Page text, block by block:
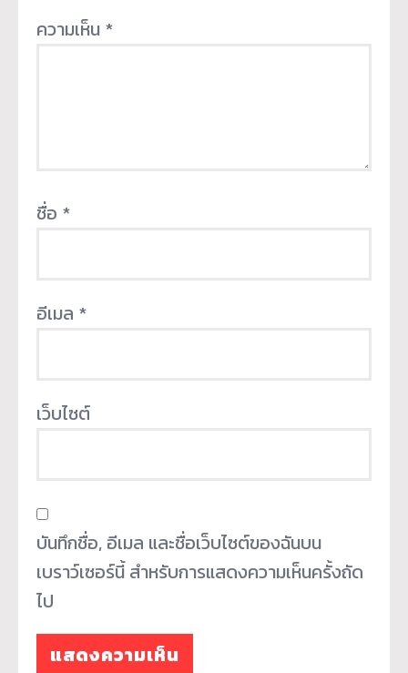
ความเห็น *
ชื่อ *
อีเมล *
เว็บไซต์
บันทึกชื่อ, อีเมล และชื่อเว็บไซต์ของฉันบน
เบราว์เซอร์นี้ สำหรับการแสดงความเห็นครั้งถัด
ไป